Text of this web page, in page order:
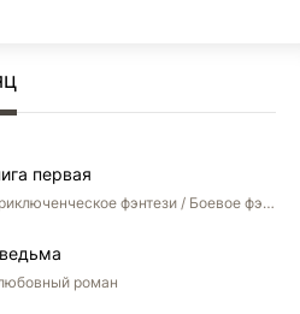
первая
Попаданцы / Приключенческое фэнтези / Боевое фэнтези
роман